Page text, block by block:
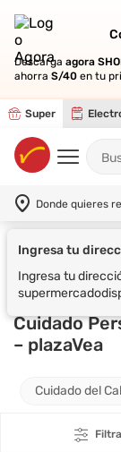
Descarga agora
ahorra S/40 en tu
Super
Descarga agora
ahorra S/40 en tu
Donde quieres
Ingresa tu
Ingresa tu
supermercado
Cuidado
– plazaVea
Cuidado del